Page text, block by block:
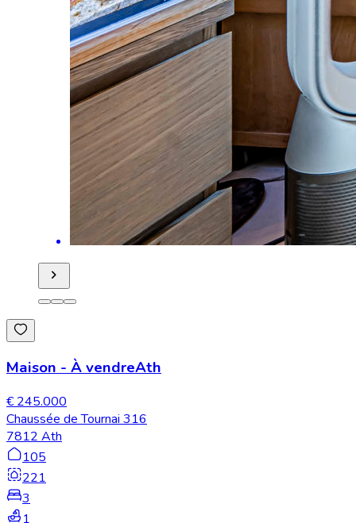
Maison - À vendreAth
€ 245.000
Chaussée de Tournai 316
7812 Ath
105
221
3
1